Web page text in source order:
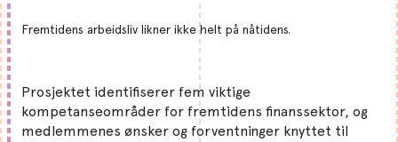
Fremtidens arbeidsliv likner ikke helt på nåtidens.
Prosjektet identifiserer fem viktige
kompetanseområder for fremtidens finanssektor, og
medlemmenes ønsker og forventninger knyttet til